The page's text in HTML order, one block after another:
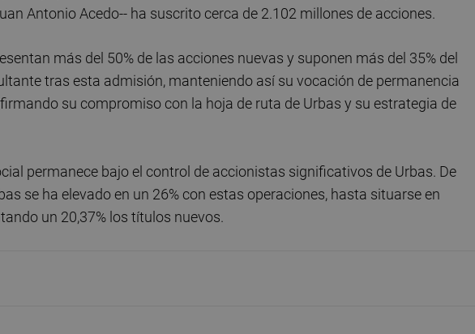
Antonio Acedo-- ha suscrito cerca de 2.102 millones de acciones.
más del 50% de las acciones nuevas y suponen más del 35% del
tras esta admisión, manteniendo así su vocación de permanencia
su compromiso con la hoja de ruta de Urbas y su estrategia de
permanece bajo el control de accionistas significativos de Urbas. De
se ha elevado en un 26% con estas operaciones, hasta situarse en
un 20,37% los títulos nuevos.